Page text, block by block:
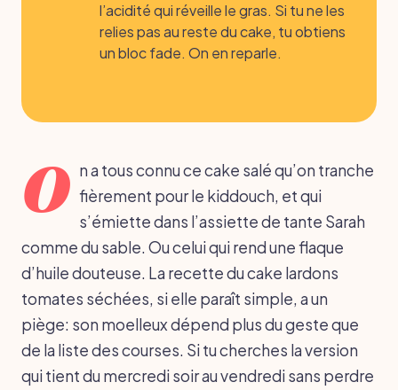
l’acidité qui réveille le gras. Si tu ne les
relies pas au reste du cake, tu obtiens
un bloc fade. On en reparle.
O n a tous connu ce cake salé qu’on tranche
fièrement pour le kiddouch, et qui
s’émiette dans l’assiette de tante Sarah
comme du sable. Ou celui qui rend une flaque
d’huile douteuse. La recette du cake lardons
tomates séchées, si elle paraît simple, a un
piège: son moelleux dépend plus du geste que
de la liste des courses. Si tu cherches la version
qui tient du mercredi soir au vendredi sans perdre